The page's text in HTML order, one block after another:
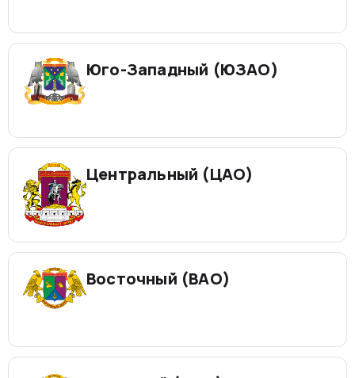
Юго-Западный (ЮЗАО)
Центральный (ЦАО)
Восточный (ВАО)